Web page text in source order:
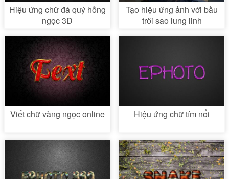
Hiệu ứng chữ đá quý hồng
ngọc 3D
Tạo hiệu ứng ảnh với bầu
trời sao lung linh
Viết chữ vàng ngọc online Hiệu ứng chữ tím nổi